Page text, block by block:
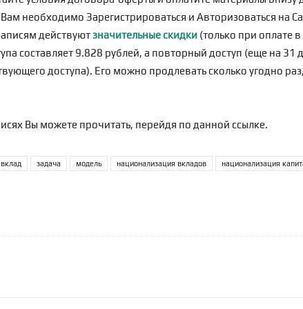
Вам необходимо Зарегистрироваться и Авторизоваться на
действуютзначительные скидки (только при оплате
составляет 9.828 рублей, а повторный доступ (еще на 31
доступа). Его можно продлевать сколько угодно
Вы можете прочитать, перейдя по данной ссылке.
вклад задача модель национализация вкладов национализация